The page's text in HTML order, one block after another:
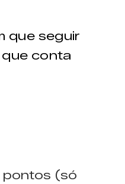
que seguir
conta
pontos (só